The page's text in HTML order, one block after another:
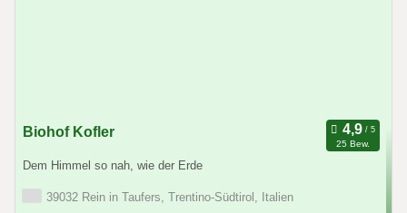
Biohof Kofler
25 Bew.
Dem Himmel so nah, wie der Erde
39032 Rein in Taufers, Trentino-Südtirol, Italien